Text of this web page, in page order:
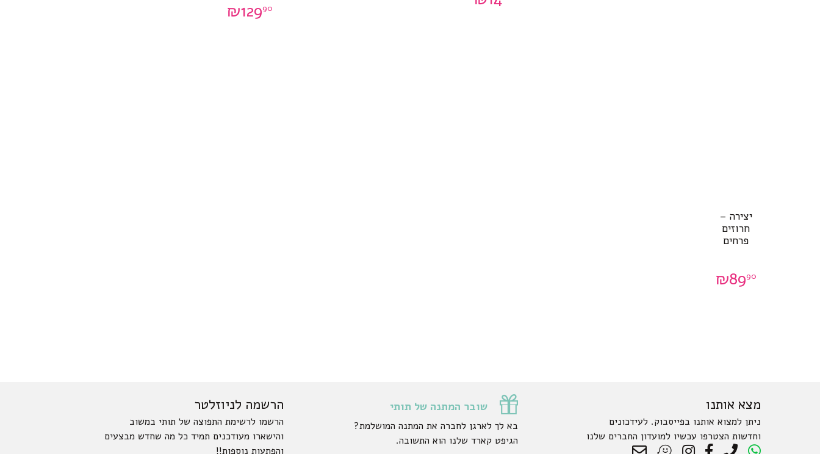
₪12990
יצירה –
חרוזים
פרחים
₪8990
מצא אותנו
ניתן למצוא אותנו בפייסבוק. לעידכונים
וחדשות הצטרפו עכשיו למועדון החברים שלנו
שובר המתנה של תותי
בא לך לארגן לחברה את המתנה המושלמת?
הגיפט קארד שלנו הוא התשובה.
הרשמה לניוזלטר
הרשמו לרשימת התפוצה של תותי במשוב
והישארו מעודכנים תמיד כל מה שחדש מבצעים
והפתעות נוספות!!